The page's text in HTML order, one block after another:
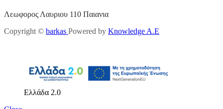
Λεωφορος Λαυριου 110 Παιανια
Copyright © barkas Powered by Knowledge A.E
Ελλάδα 2.0